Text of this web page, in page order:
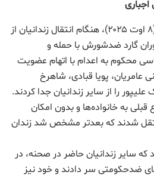
بامداد جمعه ۱۷ مرداد ۱۴۰۴ (۸ اوت ۲۰۲۵)، هنگام انتقال زندانیان از
گارد ضدشورش با حمله و
محکوم به اعدام با اتهام عضويت
عامریان، پویا قبادی، شاهرخ
را از سایر زندانیان جدا کردند.
قبلی به خانواده‌ها و بدون امکان
شدند که بعدتر مشخص شد زندان
سایر زندانیان حاضر در صحنه، در
ضدحکومتی سر دادند و خود نیز